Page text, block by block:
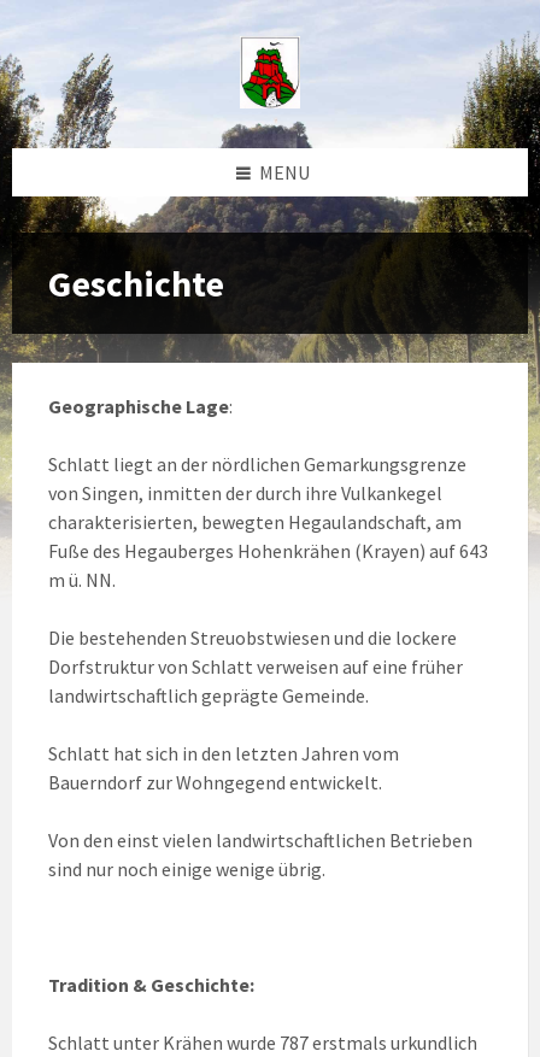
to
content
to
left
sidebar
to
footer
MENU
Geschichte
Geographische Lage:
Schlatt liegt an der nördlichen Gemarkungsgrenze
von Singen, inmitten der durch ihre Vulkankegel
charakterisierten, bewegten Hegaulandschaft, am
Fuße des Hegauberges Hohenkrähen (Krayen) auf 643
m ü. NN.
Die bestehenden Streuobstwiesen und die lockere
Dorfstruktur von Schlatt verweisen auf eine früher
landwirtschaftlich geprägte Gemeinde.
Schlatt hat sich in den letzten Jahren vom
Bauerndorf zur Wohngegend entwickelt.
Von den einst vielen landwirtschaftlichen Betrieben
sind nur noch einige wenige übrig.
Tradition & Geschichte:
Schlatt unter Krähen wurde 787 erstmals urkundlich